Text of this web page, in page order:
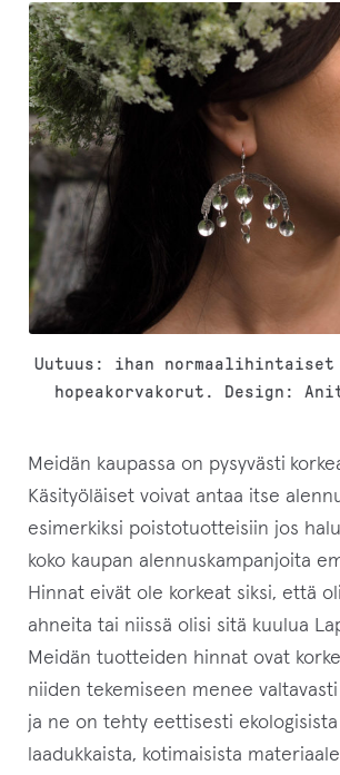
Uutuus: ihan normaalihintaiset
hopeakorvakorut. Design:
Meidän kaupassa on pysyvästi
Käsityöläiset voivat antaa itse
esimerkiksi poistotuotteisiin jos
koko kaupan alennuskampanjoita
Hinnat eivät ole korkeat siksi, että
ahneita tai niissä olisi sitä kuulua
Meidän tuotteiden hinnat ovat
niiden tekemiseen menee
ja ne on tehty eettisesti ekologisista
laadukkaista, kotimaisista